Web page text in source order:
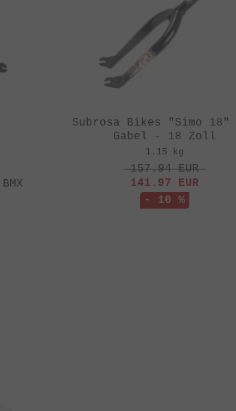
Subrosa Bikes "Simo 18"
Gabel - 18 Zoll
1.15 kg
157.94EUR
141.97 EUR
- 10 %